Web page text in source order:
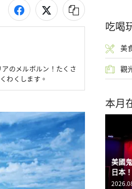
のメルボルン！たくさ
わくします。
吃喝
美
觀
本月
美國
日本